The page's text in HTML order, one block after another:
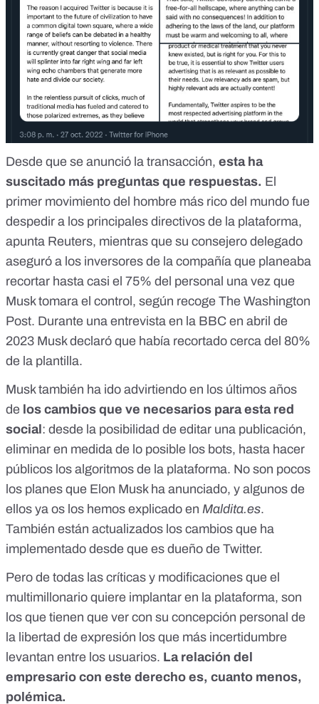
Desde que se anunció la transacción, esta ha
suscitado más preguntas que respuestas. El
primer movimiento del hombre más rico del mundo fue
despedir a los principales directivos de la plataforma,
apunta Reuters, mientras que su consejero delegado
aseguró a los inversores de la compañía que planeaba
recortar hasta casi el 75% del personal una vez que
Musk tomara el control, según recoge The Washington
Post. Durante una entrevista en la BBC en abril de
2023 Musk declaró que había recortado cerca del 80%
de la plantilla.
Musk también ha ido advirtiendo en los últimos años
de los cambios que ve necesarios para esta red
social : desde la posibilidad de editar una publicación,
eliminar en medida de lo posible los bots, hasta hacer
públicos los algoritmos de la plataforma. No son pocos
los planes que Elon Musk ha anunciado, y algunos de
ellos ya os los hemos explicado en Maldita.es.
También están actualizados los cambios que ha
implementado desde que es dueño de Twitter.
Pero de todas las críticas y modificaciones que el
multimillonario quiere implantar en la plataforma, son
los que tienen que ver con su concepción personal de
la libertad de expresión los que más incertidumbre
levantan entre los usuarios. La relación del
empresario con este derecho es, cuanto menos,
polémica.